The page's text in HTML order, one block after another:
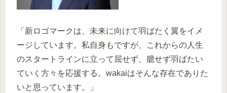
「新ロゴマークは、未来に向けて羽ばたく翼をイメ
ージしています。私自身もですが、これからの人生
のスタートラインに立って屈せず、臆せず羽ばたい
ていく方々を応援する。wakaiはそんな存在でありた
いと思っています。」